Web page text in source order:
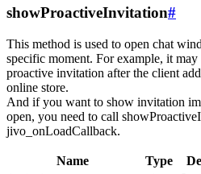
showProactiveInvitation#
This method is used to open chat
specific moment. For example, it
proactive invitation after the client
online store.
And if you want to show invitation
open, you need to call
jivo_onLoadCallback.
Name Type